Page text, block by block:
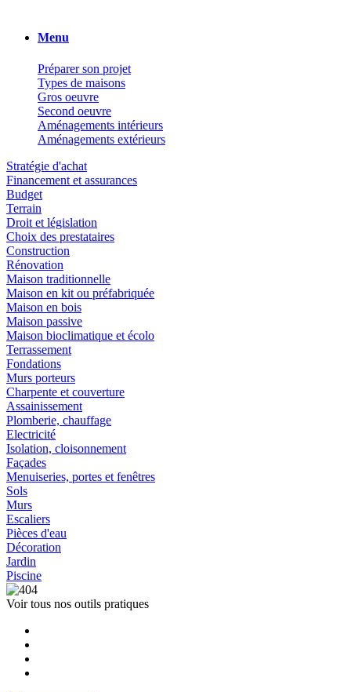
Menu
Préparer son projet
Types de maisons
Gros oeuvre
Second oeuvre
Aménagements intérieurs
Aménagements extérieurs
Stratégie d'achat
Financement et assurances
Budget
Terrain
Droit et législation
Choix des prestataires
Construction
Rénovation
Maison traditionnelle
Maison en kit ou préfabriquée
Maison en bois
Maison passive
Maison bioclimatique et écolo
Terrassement
Fondations
Murs porteurs
Charpente et couverture
Assainissement
Plomberie, chauffage
Electricité
Isolation, cloisonnement
Façades
Menuiseries, portes et fenêtres
Sols
Murs
Escaliers
Pièces d'eau
Décoration
Jardin
Piscine
Voir tous nos outils pratiques